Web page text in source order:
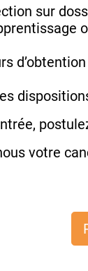
sur
d’obtention
votre